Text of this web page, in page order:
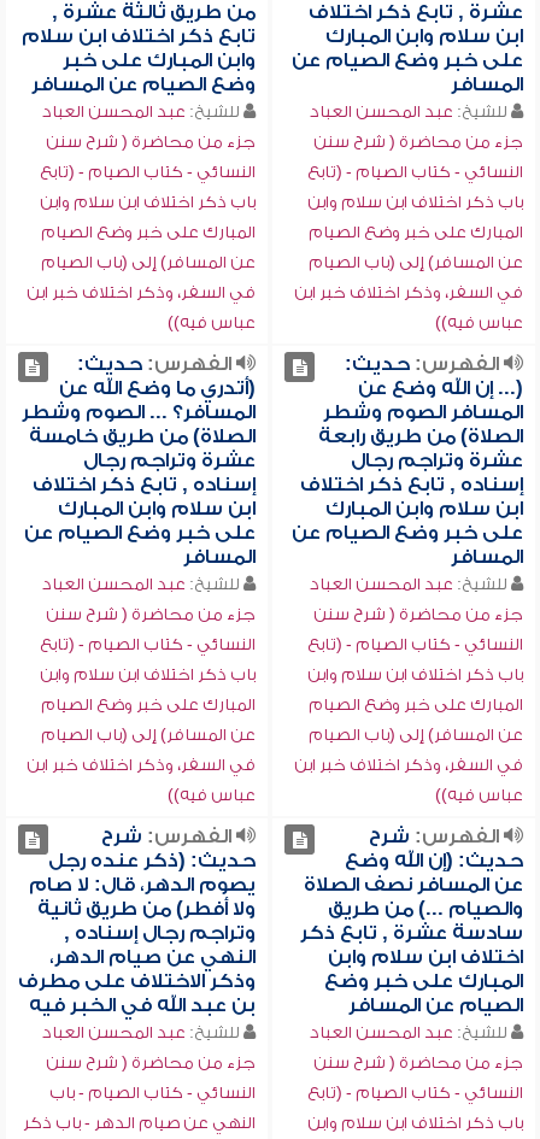
عشرة , تابع ذكر اختلاف
ابن سلام وابن المبارك
على خبر وضع الصيام عن
المسافر
للشيخ: عبد المحسن العباد
جزء من محاضرة ( شرح سنن
النسائي - كتاب الصيام - (تابع
باب ذكر اختلاف ابن سلام وابن
المبارك على خبر وضع الصيام
عن المسافر) إلى (باب الصيام
في السفر، وذكر اختلاف خبر ابن
عباس فيه))
من طريق ثالثة عشرة ,
تابع ذكر اختلاف ابن سلام
وابن المبارك على خبر
وضع الصيام عن المسافر
للشيخ: عبد المحسن العباد
جزء من محاضرة ( شرح سنن
النسائي - كتاب الصيام - (تابع
باب ذكر اختلاف ابن سلام وابن
المبارك على خبر وضع الصيام
عن المسافر) إلى (باب الصيام
في السفر، وذكر اختلاف خبر ابن
عباس فيه))
الفهرس:حديث:
(... إن الله وضع عن
المسافر الصوم وشطر
الصلاة) من طريق رابعة
عشرة وتراجم رجال
إسناده , تابع ذكر اختلاف
ابن سلام وابن المبارك
على خبر وضع الصيام عن
المسافر
للشيخ: عبد المحسن العباد
جزء من محاضرة ( شرح سنن
النسائي - كتاب الصيام - (تابع
باب ذكر اختلاف ابن سلام وابن
المبارك على خبر وضع الصيام
عن المسافر) إلى (باب الصيام
في السفر، وذكر اختلاف خبر ابن
عباس فيه))
الفهرس:حديث:
(أتدري ما وضع الله عن
المسافر؟ ... الصوم وشطر
الصلاة) من طريق خامسة
عشرة وتراجم رجال
إسناده , تابع ذكر اختلاف
ابن سلام وابن المبارك
على خبر وضع الصيام عن
المسافر
للشيخ: عبد المحسن العباد
جزء من محاضرة ( شرح سنن
النسائي - كتاب الصيام - (تابع
باب ذكر اختلاف ابن سلام وابن
المبارك على خبر وضع الصيام
عن المسافر) إلى (باب الصيام
في السفر، وذكر اختلاف خبر ابن
عباس فيه))
الفهرس: شرح
حديث: (إن الله وضع
عن المسافر نصف الصلاة
والصيام ...) من طريق
سادسة عشرة , تابع ذكر
اختلاف ابن سلام وابن
المبارك على خبر وضع
الصيام عن المسافر
للشيخ: عبد المحسن العباد
جزء من محاضرة ( شرح سنن
النسائي - كتاب الصيام - (تابع
باب ذكر اختلاف ابن سلام وابن
الفهرس: شرح
حديث: (ذكر عنده رجل
يصوم الدهر، قال: لا صام
ولا أفطر) من طريق ثانية
وتراجم رجال إسناده ,
النهي عن صيام الدهر،
وذكر الاختلاف على مطرف
بن عبد الله في الخبر فيه
للشيخ: عبد المحسن العباد
جزء من محاضرة ( شرح سنن
النسائي - كتاب الصيام - باب
النهي عن صيام الدهر - باب ذكر